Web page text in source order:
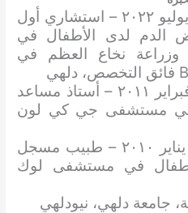
من يوليو ٢٠١٣ إلى يوليو ٢٠٢٢ – استشاري أول
الدم لدى الأطفال في
نخاع العظم في
من يناير ٢٠١٠ إلى فبراير ٢٠١١ – أستاذ مساعد
مستشفى جي كي لون
من يوليو ٢٠٠٨ إلى يناير ٢٠١٠ – طبيب مسجل
في مستشفى لوك
جامعة دلهي، نيودلهي